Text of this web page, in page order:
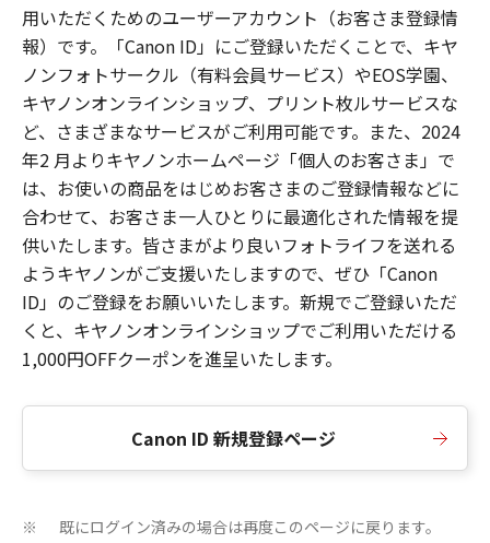
用いただくためのユーザーアカウント（お客さま登録情
報）です。「Canon ID」にご登録いただくことで、キヤ
ノンフォトサークル（有料会員サービス）やEOS学園、
キヤノンオンラインショップ、プリント枚ルサービスな
ど、さまざまなサービスがご利用可能です。また、2024
年2 月よりキヤノンホームページ「個人のお客さま」で
は、お使いの商品をはじめお客さまのご登録情報などに
合わせて、お客さま一人ひとりに最適化された情報を提
供いたします。皆さまがより良いフォトライフを送れる
ようキヤノンがご支援いたしますので、ぜひ「Canon
ID」のご登録をお願いいたします。新規でご登録いただ
くと、キヤノンオンラインショップでご利用いただける
1,000円OFFクーポンを進呈いたします。
Canon ID 新規登録ページ
※ 既にログイン済みの場合は再度このページに戻ります。